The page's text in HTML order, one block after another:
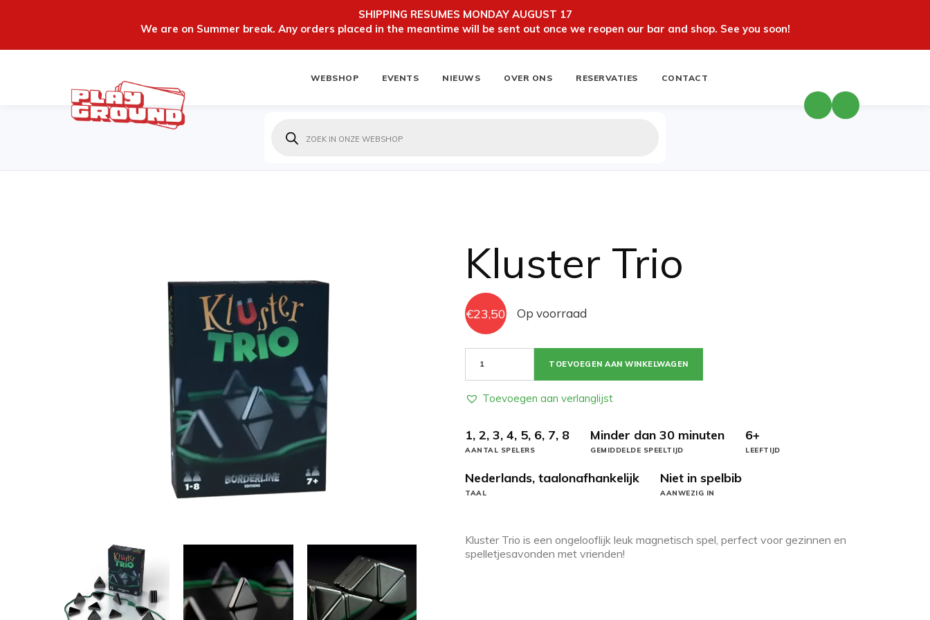
SHIPPING RESUMES MONDAY AUGUST 17
We are on Summer break. Any orders placed in the meantime will be sent out once we reopen our bar and shop. See you soon!
WEBSHOP EVENTS NIEUWS OVER ONS RESERVATIES CONTACT
zoeken
Kluster Trio
€23,50 Op voorraad
Trio
aantal
TOEVOEGEN AAN WINKELWAGEN
Toevoegen aan verlanglijst
1, 2, 3, 4, 5, 6, 7, 8
AANTAL SPELERS
Minder dan 30 minuten
GEMIDDELDE SPEELTIJD
6+
LEEFTIJD
Nederlands, taalonafhankelijk
TAAL
Niet in spelbib
AANWEZIG IN
Kluster Trio is een ongelooflijk leuk magnetisch spel, perfect voor gezinnen en
spelletjesavonden met vrienden!